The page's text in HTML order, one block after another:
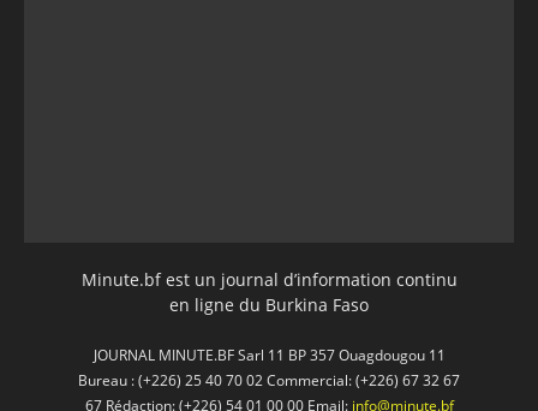
Minute.bf est un journal d’information continu
en ligne du Burkina Faso
JOURNAL MINUTE.BF Sarl 11 BP 357 Ouagdougou 11
Bureau : (+226) 25 40 70 02 Commercial: (+226) 67 32 67
67 Rédaction: (+226) 54 01 00 00 Email: info@minute.bf